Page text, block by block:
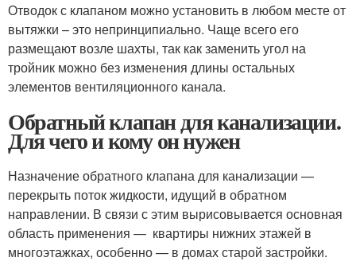
Отводок с клапаном можно установить в любом месте от
вытяжки – это непринципиально. Чаще всего его
размещают возле шахты, так как заменить угол на
тройник можно без изменения длины остальных
элементов вентиляционного канала.
Обратный клапан для канализации.
Для чего и кому он нужен
Назначение обратного клапана для канализации —
перекрыть поток жидкости, идущий в обратном
направлении. В связи с этим вырисовывается основная
область применения — квартиры нижних этажей в
многоэтажках, особенно — в домах старой застройки.